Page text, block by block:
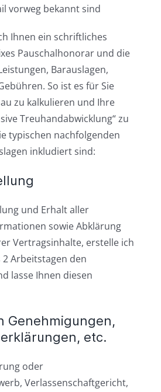
vorweg bekannt sind
Ihnen ein schriftliches
Pauschalhonorar und die
Barauslagen,
So ist es für Sie
zu kalkulieren und Ihre
Treuhandabwicklung“ zu
typischen nachfolgenden
inkludiert sind:
und Erhalt aller
sowie Abklärung
Vertragsinhalte, erstelle ich
Arbeitstagen den
lasse Ihnen diesen
Genehmigungen,
etc.
oder
Verlassenschaftgericht,